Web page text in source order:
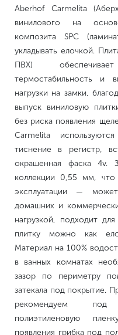
Aberhof Carmelita
винилового на
композита SPC
укладывать елочкой.
ПВХ)
термостабильность и
нагрузки на замки,
выпуск виниловую
без риска появления
Carmelita
тиснение в регистр,
окрашенная фаска 4v.
коллекции 0,55 мм, что
эксплуатации —
домашних и
нагрузкой, подходит
плитку можно как
Материал на 100%
в ванных комнатах
зазор по периметру
затекала под покрытие.
рекомендуем под
полиэтиленовую
появления грибка под